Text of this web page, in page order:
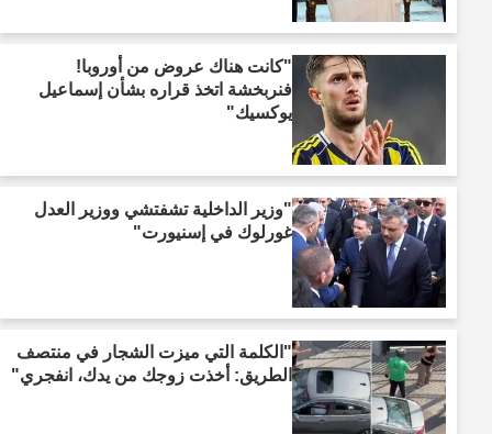
"كانت هناك عروض من أوروبا!
فنربخشة اتخذ قراره بشأن إسماعيل
يوكسيك"
"وزير الداخلية تشفتشي ووزير العدل
غورلوك في إسنيورت"
"الكلمة التي ميزت الشجار في منتصف
الطريق: أخذت زوجك من يدك، انفجري"